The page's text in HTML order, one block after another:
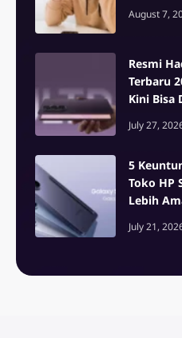
August 7,
Resmi
Terbaru
Kini Bisa
July 27,
5
Toko HP
Lebih
July 21,